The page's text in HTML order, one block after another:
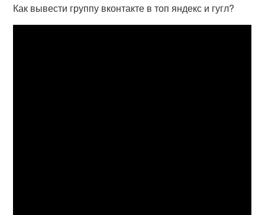
Как вывести группу вконтакте в топ яндекс и гугл?